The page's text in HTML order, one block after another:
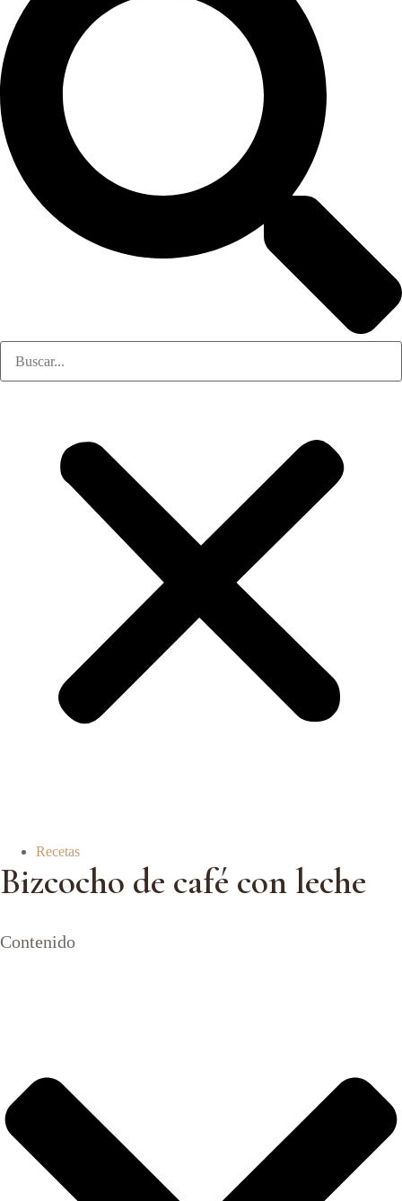
Recetas
Bizcocho de café con leche
Contenido